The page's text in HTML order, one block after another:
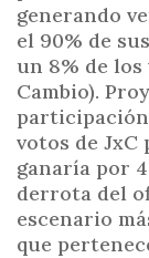
generando
el 90% de
un 8% de
Cambio).
participación
votos de JxC
ganaría por
derrota del
escenario
que